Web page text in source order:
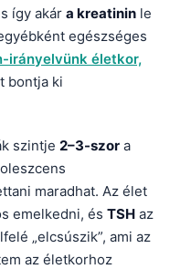
így akár a kreatinin le
egészséges
irányelvünk életkor,
bontja ki
szintje 2–3-szor a
maradhat. Az élet
emelkedni, és TSH az
„elcsúszik”, ami az
az életkorhoz